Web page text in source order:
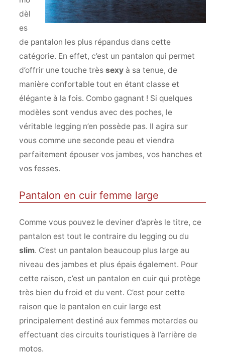
dèl
es
de pantalon les plus répandus dans cette
catégorie. En effet, c’est un pantalon qui permet
d’offrir une touche très sexyà sa tenue, de
manière confortable tout en étant classe et
élégante à la fois. Combo gagnant ! Si quelques
modèles sont vendus avec des poches, le
véritable legging n’en possède pas. Il agira sur
vous comme une seconde peau et viendra
parfaitement épouser vos jambes, vos hanches et
vos fesses.
Pantalon en cuir femme large
Comme vous pouvez le deviner d’après le titre, ce
pantalon est tout le contraire du legging ou du
slim. C’est un pantalon beaucoup plus large au
niveau des jambes et plus épais également. Pour
cette raison, c’est un pantalon en cuir qui protège
très bien du froid et du vent. C’est pour cette
raison que le pantalon en cuir large est
principalement destiné aux femmes motardes ou
effectuant des circuits touristiques à l’arrière de
motos.